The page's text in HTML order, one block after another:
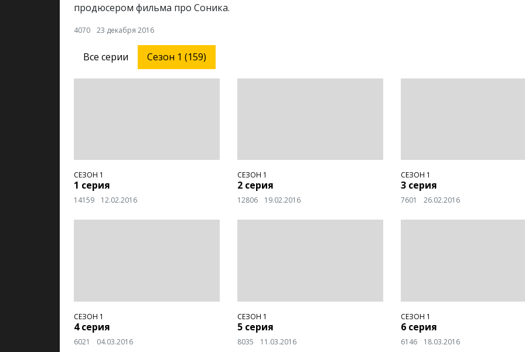
продюсером фильма про Соника.
4070 23 декабря 2016
Все серии Сезон 1 (159)
СЕЗОН 1
1 серия
14159 12.02.2016
СЕЗОН 1
2 серия
12806 19.02.2016
СЕЗОН 1
3 серия
7601 26.02.2016
СЕЗОН 1
4 серия
6021 04.03.2016
СЕЗОН 1
5 серия
8035 11.03.2016
СЕЗОН 1
6 серия
6146 18.03.2016